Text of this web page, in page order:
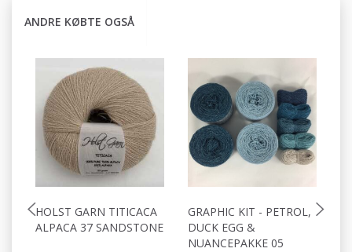
ANDRE KØBTE OGSÅ
HOLST GARN TITICACA
ALPACA 37 SANDSTONE
GRAPHIC KIT - PETROL,
DUCK EGG &
NUANCEPAKKE 05